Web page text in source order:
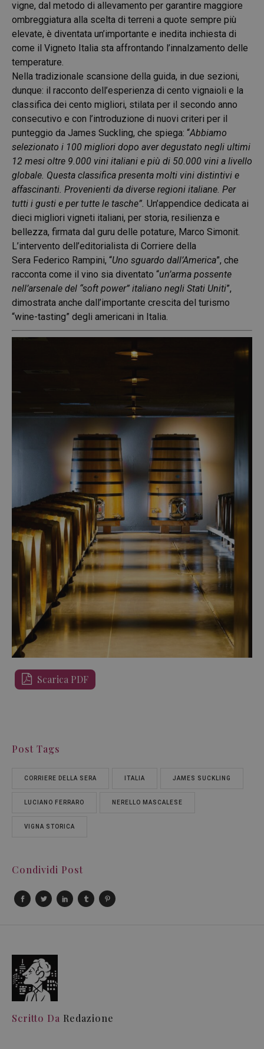
vigne, dal metodo di allevamento per garantire maggiore
ombreggiatura alla scelta di terreni a quote sempre più
elevate, è diventata un’importante e inedita inchiesta di
come il Vigneto Italia sta affrontando l’innalzamento delle
temperature.
Nella tradizionale scansione della guida, in due sezioni,
dunque: il racconto dell’esperienza di cento vignaioli e la
classifica dei cento migliori, stilata per il secondo anno
consecutivo e con l’introduzione di nuovi criteri per il
punteggio da James Suckling, che spiega: “Abbiamo
selezionato i 100 migliori dopo aver degustato negli ultimi
12 mesi oltre 9.000 vini italiani e più di 50.000 vini a livello
globale. Questa classifica presenta molti vini distintivi e
affascinanti. Provenienti da diverse regioni italiane. Per
tutti i gusti e per tutte le tasche”. Un’appendice dedicata ai
dieci migliori vigneti italiani, per storia, resilienza e
bellezza, firmata dal guru delle potature, Marco Simonit.
L’intervento dell’editorialista di Corriere della
Sera Federico Rampini, “Uno sguardo dall’America”, che
racconta come il vino sia diventato “un’arma possente
nell’arsenale del “soft power” italiano negli Stati Uniti”,
dimostrata anche dall’importante crescita del turismo
“wine-tasting” degli americani in Italia.
Scarica PDF
Post Tags
CORRIERE DELLA SERA ITALIA JAMES SUCKLING
LUCIANO FERRARO NERELLO MASCALESE
VIGNA STORICA
Condividi Post
Scritto Da Redazione